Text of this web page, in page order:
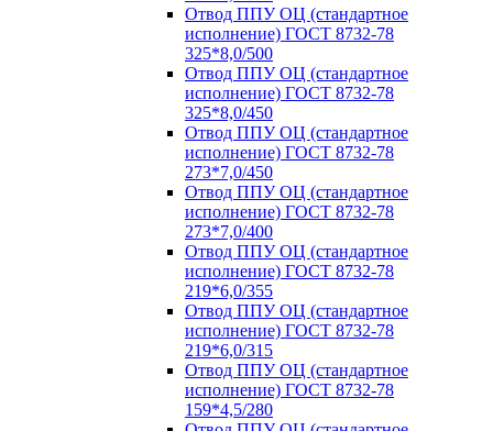
Отвод ППУ ОЦ (стандартное
исполнение) ГОСТ 8732-78
325*8,0/500
Отвод ППУ ОЦ (стандартное
исполнение) ГОСТ 8732-78
325*8,0/450
Отвод ППУ ОЦ (стандартное
исполнение) ГОСТ 8732-78
273*7,0/450
Отвод ППУ ОЦ (стандартное
исполнение) ГОСТ 8732-78
273*7,0/400
Отвод ППУ ОЦ (стандартное
исполнение) ГОСТ 8732-78
219*6,0/355
Отвод ППУ ОЦ (стандартное
исполнение) ГОСТ 8732-78
219*6,0/315
Отвод ППУ ОЦ (стандартное
исполнение) ГОСТ 8732-78
159*4,5/280